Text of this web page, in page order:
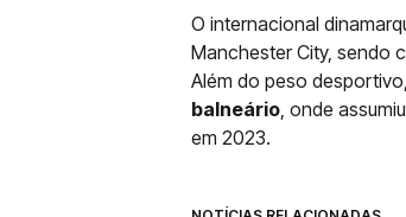
O internacional
Manchester City, sendo
Além do peso desportivo,
balneário , onde
em 2023.